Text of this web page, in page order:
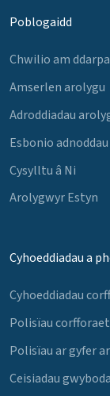
Poblogaidd
Chwilio am
Amserlen arolygu
Adroddiadau
Esbonio
Cysylltu â Ni
Arolygwyr Estyn
Cyhoeddiadau a
Cyhoeddiadau
Polisïau
Polisïau ar gyfer
Ceisiadau